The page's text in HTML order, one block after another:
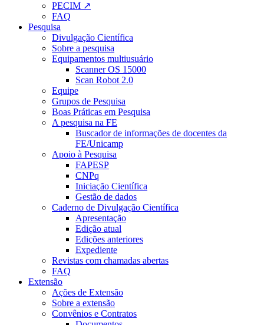
PECIM ↗
FAQ
Pesquisa
Divulgação Científica
Sobre a pesquisa
Equipamentos multiusuário
Scanner OS 15000
Scan Robot 2.0
Equipe
Grupos de Pesquisa
Boas Práticas em Pesquisa
A pesquisa na FE
Buscador de informações de docentes da
FE/Unicamp
Apoio à Pesquisa
FAPESP
CNPq
Iniciação Científica
Gestão de dados
Caderno de Divulgação Científica
Apresentação
Edição atual
Edições anteriores
Expediente
Revistas com chamadas abertas
FAQ
Extensão
Ações de Extensão
Sobre a extensão
Convênios e Contratos